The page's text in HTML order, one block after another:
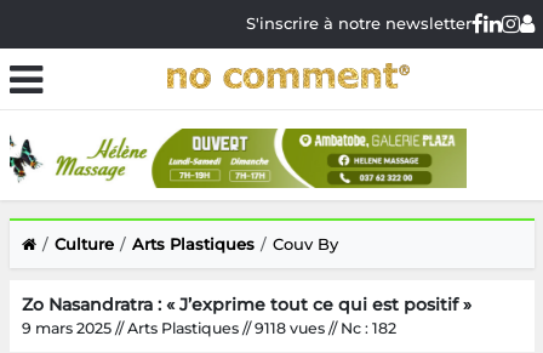
S'inscrire à notre newsletter
Culture Arts Plastiques Couv By
Zo Nasandratra : « J’exprime tout ce qui est positif »
9 mars 2025 // Arts Plastiques // 9118 vues // Nc : 182